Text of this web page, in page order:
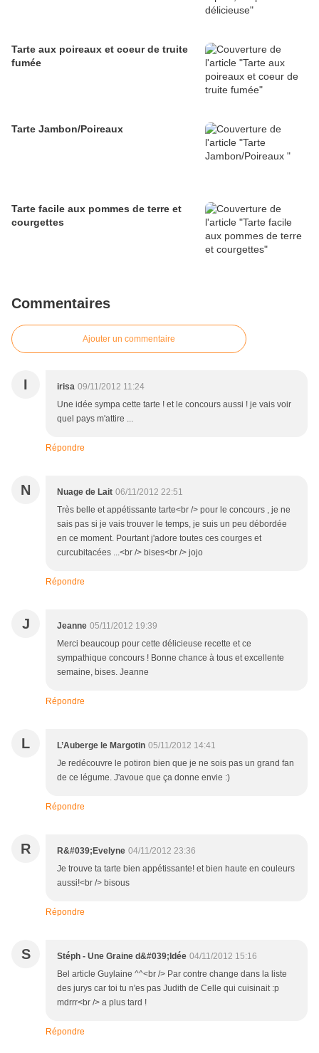
Tarte aux poireaux et coeur de truite
fumée
Tarte Jambon/Poireaux
Tarte facile aux pommes de terre et
courgettes
Commentaires
Ajouter un commentaire
I irisa 09/11/2012 11:24
Une idée sympa cette tarte ! et le concours aussi ! je vais voir
quel pays m'attire ...
Répondre
N Nuage de Lait 06/11/2012 22:51
Très belle et appétissante tarte<br /> pour le concours , je ne
sais pas si je vais trouver le temps, je suis un peu débordée
en ce moment. Pourtant j'adore toutes ces courges et
curcubitacées ...<br /> bises<br /> jojo
Répondre
J Jeanne 05/11/2012 19:39
Merci beaucoup pour cette délicieuse recette et ce
sympathique concours ! Bonne chance à tous et excellente
semaine, bises. Jeanne
Répondre
L L’Auberge le Margotin 05/11/2012 14:41
Je redécouvre le potiron bien que je ne sois pas un grand fan
de ce légume. J'avoue que ça donne envie :)
Répondre
R R&#039;Evelyne 04/11/2012 23:36
Je trouve ta tarte bien appétissante! et bien haute en couleurs
aussi!<br /> bisous
Répondre
S Stéph - Une Graine d&#039;Idée 04/11/2012 15:16
Bel article Guylaine ^^<br /> Par contre change dans la liste
des jurys car toi tu n'es pas Judith de Celle qui cuisinait :p
mdrrr<br /> a plus tard !
Répondre